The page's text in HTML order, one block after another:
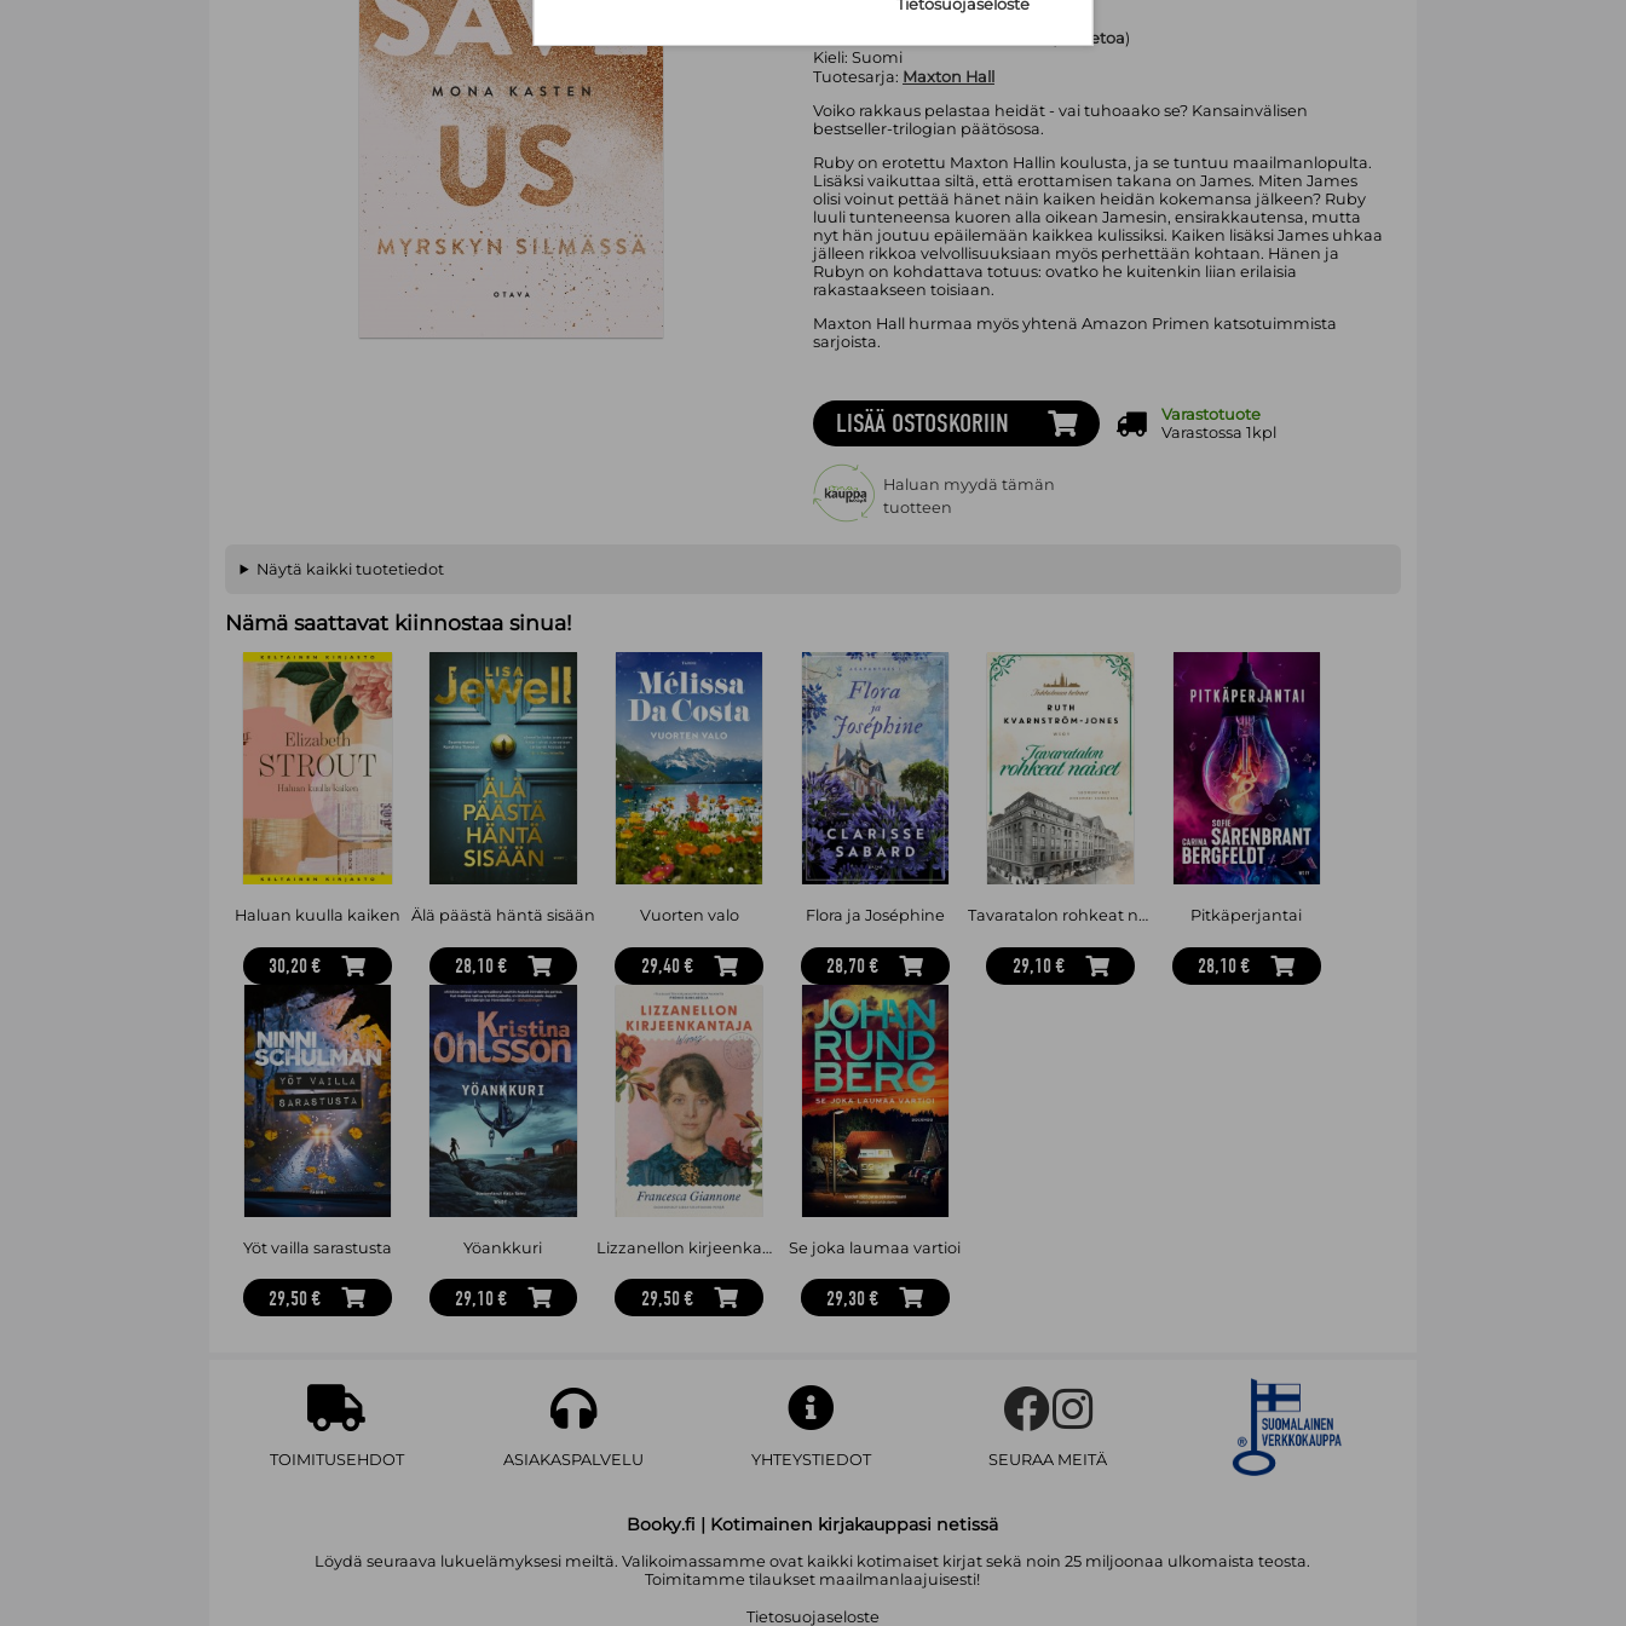
Kovakantinen kirja
lisätietoa)
Kieli: Suomi
Tuotesarja: Maxton Hall
Voiko rakkaus pelastaa heidät - vai tuhoaako se? Kansainvälisen
bestseller-trilogian päätösosa.
Ruby on erotettu Maxton Hallin koulusta, ja se tuntuu maailmanlopulta.
Lisäksi vaikuttaa siltä, että erottamisen takana on James. Miten James
olisi voinut pettää hänet näin kaiken heidän kokemansa jälkeen? Ruby
luuli tunteneensa kuoren alla oikean Jamesin, ensirakkautensa, mutta
nyt hän joutuu epäilemään kaikkea kulissiksi. Kaiken lisäksi James uhkaa
jälleen rikkoa velvollisuuksiaan myös perhettään kohtaan. Hänen ja
Rubyn on kohdattava totuus: ovatko he kuitenkin liian erilaisia
rakastaakseen toisiaan.
Maxton Hall hurmaa myös yhtenä Amazon Primen katsotuimmista
sarjoista.
LISÄÄ OSTOSKORIIN
Varastotuote
Varastossa 1kpl
Haluan myydä tämän
tuotteen
Näytä kaikki tuotetiedot
Nämä saattavat kiinnostaa sinua!
Haluan kuulla kaiken
30,20 €
Älä päästä häntä sisään
28,10 €
Vuorten valo
29,40 €
Flora ja Joséphine
28,70 €
Tavaratalon rohkeat naiset
29,10 €
Pitkäperjantai
28,10 €
Yöt vailla sarastusta
29,50 €
Yöankkuri
29,10 €
Lizzanellon kirjeenkantaja
29,50 €
Se joka laumaa vartioi
29,30 €
TOIMITUSEHDOT ASIAKASPALVELU YHTEYSTIEDOT SEURAA MEITÄ
Booky.fi | Kotimainen kirjakauppasi netissä
Löydä seuraava lukuelämyksesi meiltä. Valikoimassamme ovat kaikki kotimaiset kirjat sekä noin 25 miljoonaa ulkomaista teosta.
Toimitamme tilaukset maailmanlaajuisesti!
Tietosuojaseloste
Tietosuojaseloste